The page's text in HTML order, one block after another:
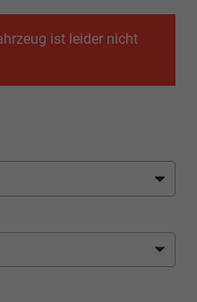
ist leider nicht